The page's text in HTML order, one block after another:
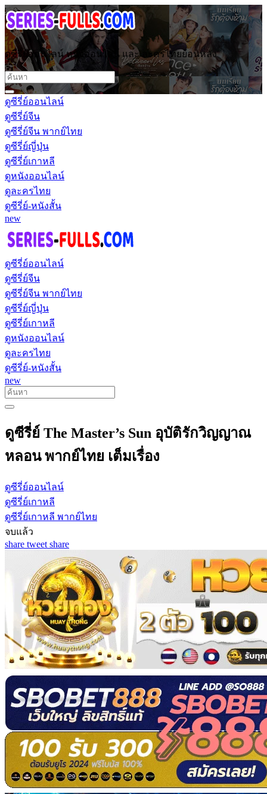
ดูซีรี่ย์ออนไลน์ หนังออนไลน์ และ ละครไทยย้อนหลัง
ดูซีรี่ย์ออนไลน์
ดูซีรี่ย์จีน
ดูซีรี่ย์จีน พากย์ไทย
ดูซีรี่ย์ญี่ปุ่น
ดูซีรี่ย์เกาหลี
ดูหนังออนไลน์
ดูละครไทย
ดูซีรี่ย์-หนังสั้น
new
ดูซีรี่ย์ออนไลน์
ดูซีรี่ย์จีน
ดูซีรี่ย์จีน พากย์ไทย
ดูซีรี่ย์ญี่ปุ่น
ดูซีรี่ย์เกาหลี
ดูหนังออนไลน์
ดูละครไทย
ดูซีรี่ย์-หนังสั้น
new
ดูซีรี่ย์ The Master’s Sun อุบัติรักวิญญาณ
หลอน พากย์ไทย เต็มเรื่อง
ดูซีรี่ย์ออนไลน์
ดูซีรี่ย์เกาหลี
ดูซีรี่ย์เกาหลี พากย์ไทย
จบแล้ว
share tweet share